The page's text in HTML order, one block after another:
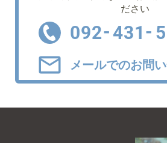
ださい
092-431-
メールでのお問